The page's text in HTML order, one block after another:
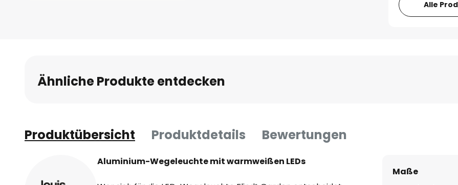
Alle
Ähnliche Produkte entdecken
Produktübersicht Produktdetails Bewertungen
Aluminium-Wegeleuchte mit warmweißen LEDs
Maße